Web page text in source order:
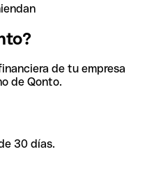
de tu empresa
de Qonto.
30 días.